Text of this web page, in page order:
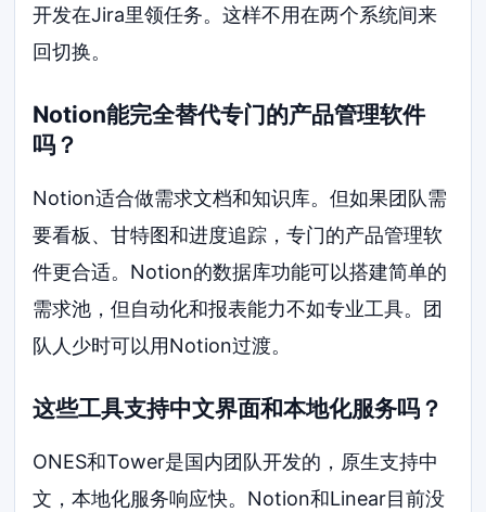
开发在Jira里领任务。这样不用在两个系统间来
回切换。
Notion能完全替代专门的产品管理软件
吗？
Notion适合做需求文档和知识库。但如果团队需
要看板、甘特图和进度追踪，专门的产品管理软
件更合适。Notion的数据库功能可以搭建简单的
需求池，但自动化和报表能力不如专业工具。团
队人少时可以用Notion过渡。
这些工具支持中文界面和本地化服务吗？
ONES和Tower是国内团队开发的，原生支持中
文，本地化服务响应快。Notion和Linear目前没